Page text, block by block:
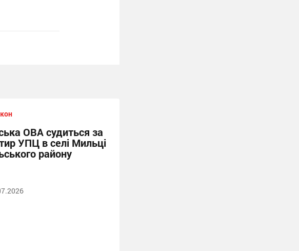
ОВА судиться за
УПЦ в селі Мильці
району